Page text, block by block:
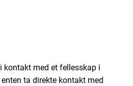
kontakt med et fellesskap i
ta direkte kontakt med